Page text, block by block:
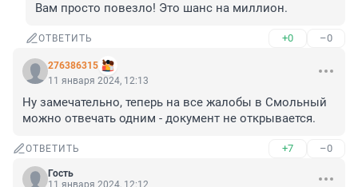
Вам просто повезло! Это шанс на миллион.
ОТВЕТИТЬ +0 –0
276386315
11 января 2024, 12:13
Ну замечательно, теперь на все жалобы в Смольный
можно отвечать одним - документ не открывается.
ОТВЕТИТЬ +7 –0
Гость
11 января 2024, 12:12